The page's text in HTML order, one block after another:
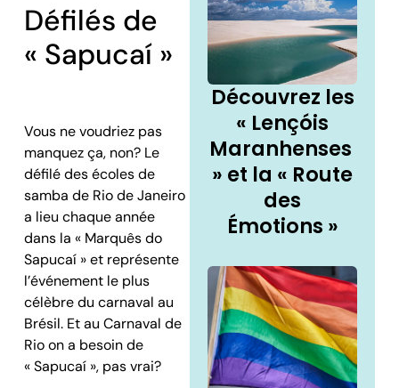
Défilés de
« Sapucaí »
Vous ne voudriez pas
manquez ça, non? Le
défilé des écoles de
samba de Rio de Janeiro
a lieu chaque année
dans la « Marquês do
Sapucaí » et représente
l’événement le plus
célèbre du carnaval au
Brésil. Et au Carnaval de
Rio on a besoin de
« Sapucaí », pas vrai?
Découvrez les
« Lençóis
Maranhenses
» et la « Route
des
Émotions »